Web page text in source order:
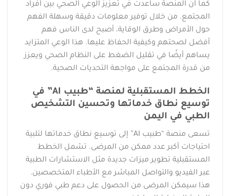
كما أن المنصة ساعدت في تعزيز الوعي الصحي بين أفراد
المجتمع. من خلال توفير معلومات دقيقة وسهلة الفهم
حول الأمراض وطرق الوقاية، أصبح لدى الناس فهم
أفضل لصحتهم وكيفية الحفاظ عليها. هذا الوعي المتزايد
يساهم أيضًا في تقليل الضغط على النظام الصحي ويعزز
من قدرة المجتمع على مواجهة التحديات الصحية.
الخطط المستقبلية لمنصة “طبيب AI” في
توسيع نطاق خدماتها وتحسين التشخيص
الطبي في اليمن
تسعى منصة “طبيب AI” إلى توسيع نطاق خدماتها لتلبية
احتياجات أكبر عدد ممكن من المرضى. تشمل الخطط
المستقبلية تطوير ميزات جديدة مثل الاستشارات الطبية
عبر الفيديو والتواصل المباشر مع الأطباء المتخصصين.
هذا سيمكن المرضى من الحصول على دعم طبي فوري دون